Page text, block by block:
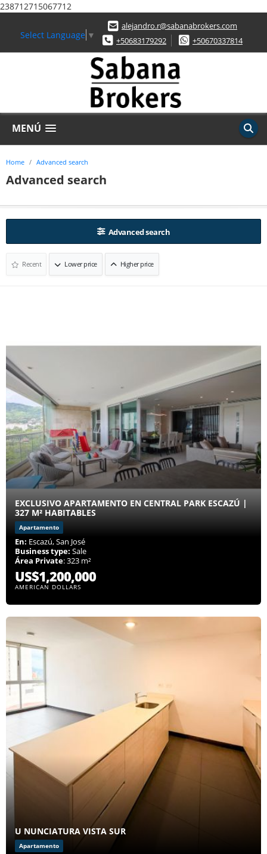
238712715067712
Select Language ▼
alejandro.r@sabanabrokers.com
+50683179292
+50670337814
MENÚ
Home Advanced search
Advanced search
Advanced search
Recent Lower price Higher price
EXCLUSIVO APARTAMENTO EN CENTRAL PARK ESCAZÚ |
327 M² HABITABLES
Apartamento
En: Escazú, San José
Business type: Sale
Área Private: 323 m²
US$1,200,000
AMERICAN DOLLARS
U NUNCIATURA VISTA SUR
Apartamento